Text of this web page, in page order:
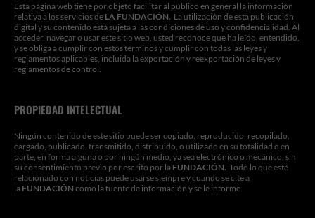
Esta página web tiene por objeto facilitar al público en general la información
relativa a los servicios de LA FUNDACIÓN. La utilización de esta publicación
digital y su contenido está sujeta a las condiciones de uso y confidencialidad. Al
acceder, navegar o usar este sitio web, usted reconoce que ha leído, entendido,
y se obliga a cumplir con estos términos y cumplir con todas las leyes y
reglamentos aplicables, incluida la exportación y reexportación de leyes y
reglamentos de control.
PROPIEDAD INTELECTUAL
Ningún contenido de este sitio puede ser copiado, reproducido, recopilado,
cargado, publicado, transmitido, distribuido, o utilizado en su totalidad o en
parte, en forma alguna o por ningún medio, ya sea electrónico o mecánico, sin
su consentimiento previo por escrito por la FUNDACIÓN. Todo lo que esté
relacionado con noticias puede usarse siempre y cuando se cite a
la FUNDACIÓN como la fuente de información y se le informe.